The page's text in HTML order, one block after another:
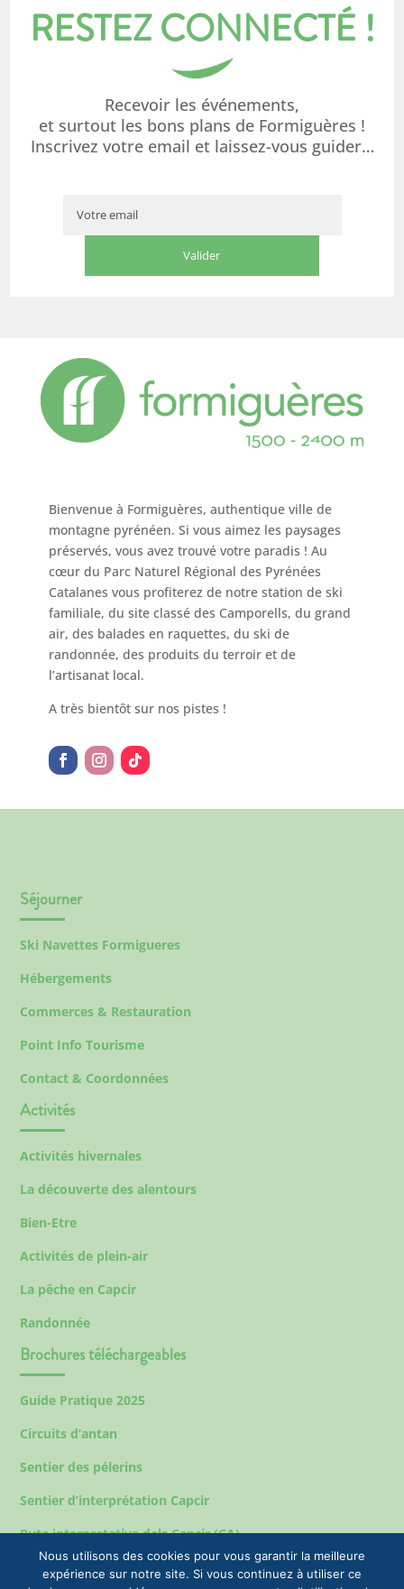
RESTEZ CONNECTÉ !
Recevoir les événements,
et surtout les bons plans de Formiguères !
Inscrivez votre email et laissez-vous guider…
Bienvenue à Formiguères, authentique ville de
montagne pyrénéen. Si vous aimez les paysages
préservés, vous avez trouvé votre paradis ! Au
cœur du Parc Naturel Régional des Pyrénées
Catalanes vous profiterez de notre station de ski
familiale, du site classé des Camporells, du grand
air, des balades en raquettes, du ski de
randonnée, des produits du terroir et de
l’artisanat local.
A très bientôt sur nos pistes !
Séjourner
Ski Navettes Formigueres
Hébergements
Commerces & Restauration
Point Info Tourisme
Contact & Coordonnées
Activités
Activités hivernales
La découverte des alentours
Bien-Etre
Activités de plein-air
La pêche en Capcir
Randonnée
Brochures téléchargeables
Guide Pratique 2025
Circuits d’antan
Sentier des pélerins
Sentier d’interprétation Capcir
Ruta interpretativa dels Capcir (CA)
Nous utilisons des cookies pour vous garantir la meilleure
expérience sur notre site. Si vous continuez à utiliser ce